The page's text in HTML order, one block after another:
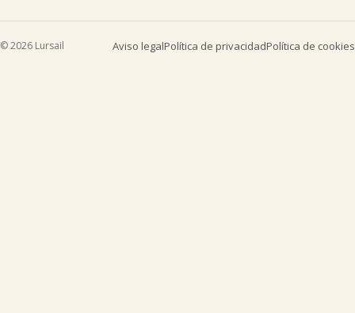
© 2026 Lursail Aviso legalPolítica de privacidadPolítica de cookies